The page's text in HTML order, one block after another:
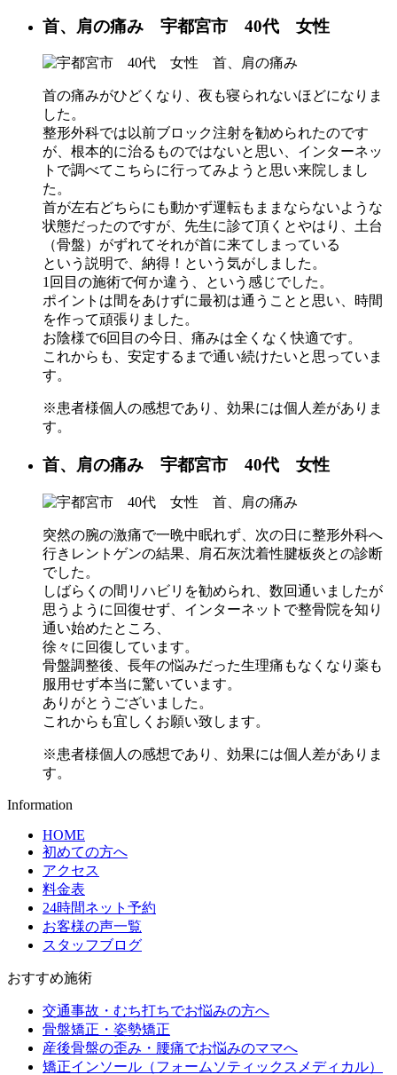
首、肩の痛み 宇都宮市 40代 女性
首の痛みがひどくなり、夜も寝られないほどになりま
した。
整形外科では以前ブロック注射を勧められたのです
が、根本的に治るものではないと思い、インターネッ
トで調べてこちらに行ってみようと思い来院しまし
た。
首が左右どちらにも動かず運転もままならないような
状態だったのですが、先生に診て頂くとやはり、土台
（骨盤）がずれてそれが首に来てしまっている
という説明で、納得！という気がしました。
1回目の施術で何か違う、という感じでした。
ポイントは間をあけずに最初は通うことと思い、時間
を作って頑張りました。
お陰様で6回目の今日、痛みは全くなく快適です。
これからも、安定するまで通い続けたいと思っていま
す。
※患者様個人の感想であり、効果には個人差がありま
す。
首、肩の痛み 宇都宮市 40代 女性
突然の腕の激痛で一晩中眠れず、次の日に整形外科へ
行きレントゲンの結果、肩石灰沈着性腱板炎との診断
でした。
しばらくの間リハビリを勧められ、数回通いましたが
思うように回復せず、インターネットで整骨院を知り
通い始めたところ、
徐々に回復しています。
骨盤調整後、長年の悩みだった生理痛もなくなり薬も
服用せず本当に驚いています。
ありがとうございました。
これからも宜しくお願い致します。
※患者様個人の感想であり、効果には個人差がありま
す。
Information
HOME
初めての方へ
アクセス
料金表
24時間ネット予約
お客様の声一覧
スタッフブログ
おすすめ施術
交通事故・むち打ちでお悩みの方へ
骨盤矯正・姿勢矯正
産後骨盤の歪み・腰痛でお悩みのママへ
矯正インソール（フォームソティックスメディカル）